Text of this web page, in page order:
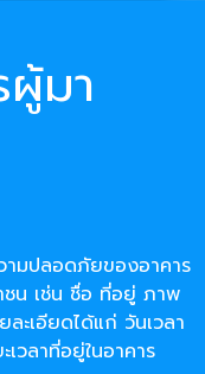
มา
มปลอดภัยของอาคาร
ชน เช่น ชื่อ ที่อยู่ ภาพ
ะเอียดได้แก่ วันเวลา
วลาที่อยู่ในอาคาร